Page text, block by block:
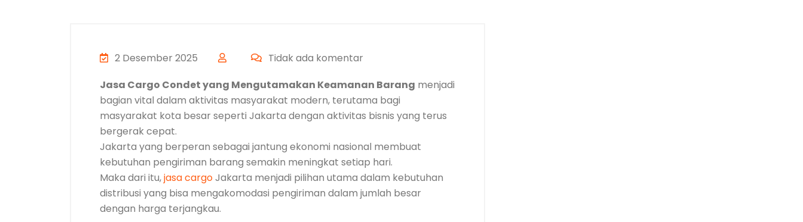
2 Desember 2025
Tidak ada komentar
Jasa Cargo Condet yang Mengutamakan Keamanan Barang menjadi
bagian vital dalam aktivitas masyarakat modern, terutama bagi
masyarakat kota besar seperti Jakarta dengan aktivitas bisnis yang terus
bergerak cepat.
Jakarta yang berperan sebagai jantung ekonomi nasional membuat
kebutuhan pengiriman barang semakin meningkat setiap hari.
Maka dari itu,jasa cargoJakarta menjadi pilihan utama dalam kebutuhan
distribusi yang bisa mengakomodasi pengiriman dalam jumlah besar
dengan harga terjangkau.